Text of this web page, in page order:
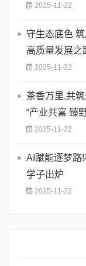
2025-11-22
守生态底色
高质量发展之
2025-11-22
茶香万里,共
“产业共富 臻
2025-11-22
AI赋能逐梦路
学子出炉
2025-11-22